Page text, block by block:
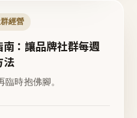
經營
：讓品牌社群每週
法
時抱佛腳。